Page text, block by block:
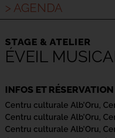
> AGENDA
STAGE & ATELIER
ÉVEIL
INFOS ET RÉSERVATION
Centru culturale Alb’Oru,
Centru culturale Alb’Oru,
Centru culturale Alb’Oru,